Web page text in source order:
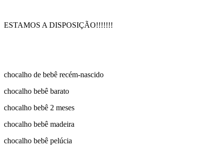
ESTAMOS A DISPOSIÇÃO!!!!!!!
chocalho de bebê recém-nascido
chocalho bebê barato
chocalho bebê 2 meses
chocalho bebê madeira
chocalho bebê pelúcia